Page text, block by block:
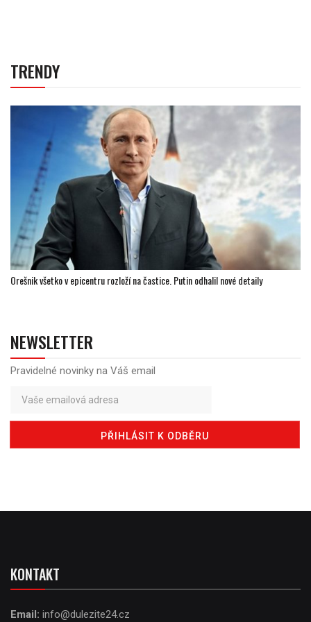
TRENDY
Orešnik všetko v epicentru rozloží na častice. Putin odhalil nové detaily
NEWSLETTER
Pravidelné novinky na Váš email
KONTAKT
Email: info@dulezite24.cz